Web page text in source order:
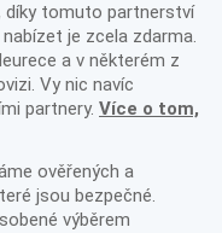
díky tomuto partnerství
je zcela zdarma.
a v některém z
Vy nic navíc
partnery. Více o tom,
ověřených a
jsou bezpečné.
výběrem